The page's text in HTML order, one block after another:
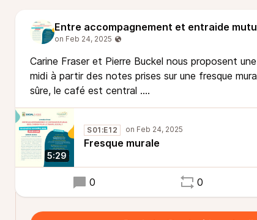
Carine Fraser et Pierre Buckel nous proposent
midi à partir des notes prises sur une fresque
sûre, le café est central ….
5:29
S01:E12
Fresque murale
0 0